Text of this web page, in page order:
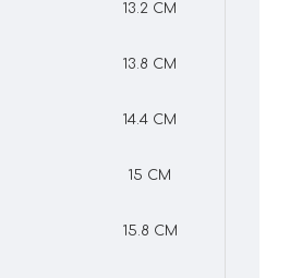
13.2 CM
13.8 CM
14.4 CM
15 CM
15.8 CM